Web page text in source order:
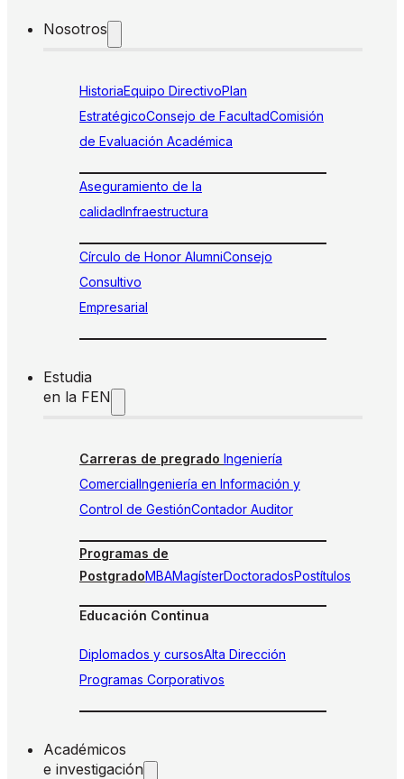
Nosotros
HistoriaEquipo DirectivoPlan
EstratégicoConsejo de FacultadComisión
de Evaluación Académica
Aseguramiento de la
calidadInfraestructura
Círculo de Honor AlumniConsejo
Consultivo
Empresarial
Estudia
en la FEN
Carreras de pregrado Ingeniería
ComercialIngeniería en Información y
Control de GestiónContador Auditor
Programas de
PostgradoMBAMagísterDoctoradosPostítulos
Educación Continua
Diplomados y cursosAlta Dirección
Programas Corporativos
Académicos
e investigación